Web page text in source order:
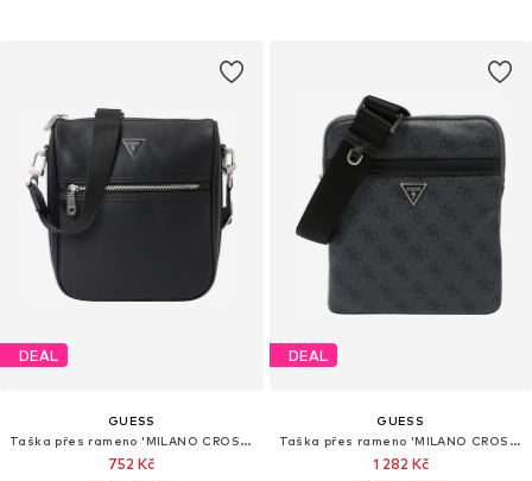
DEAL
GUESS
Taška přes rameno 'MILANO CROSSBODY 2'
752 Kč
DEAL
GUESS
Taška přes rameno 'MILANO CROSSBODY FLAT'
1 282 Kč